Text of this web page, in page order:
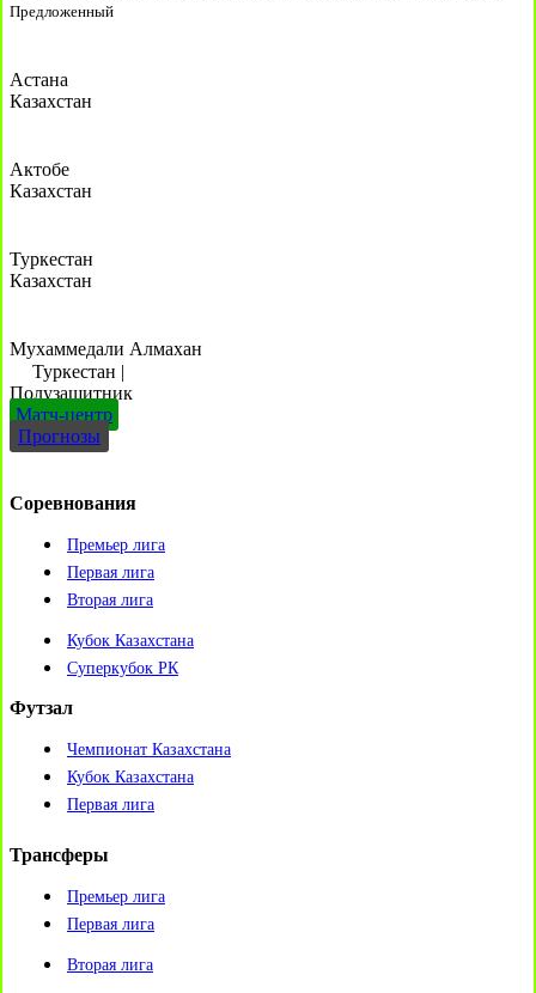
Предложенный
Астана
Казахстан
Актобе
Казахстан
Туркестан
Казахстан
Мухаммедали Алмахан
Туркестан |
Полузащитник
Матч-центр
Прогнозы
Соревнования
Премьер лига
Первая лига
Вторая лига
Кубок Казахстана
Суперкубок РК
Футзал
Чемпионат Казахстана
Кубок Казахстана
Первая лига
Трансферы
Премьер лига
Первая лига
Вторая лига